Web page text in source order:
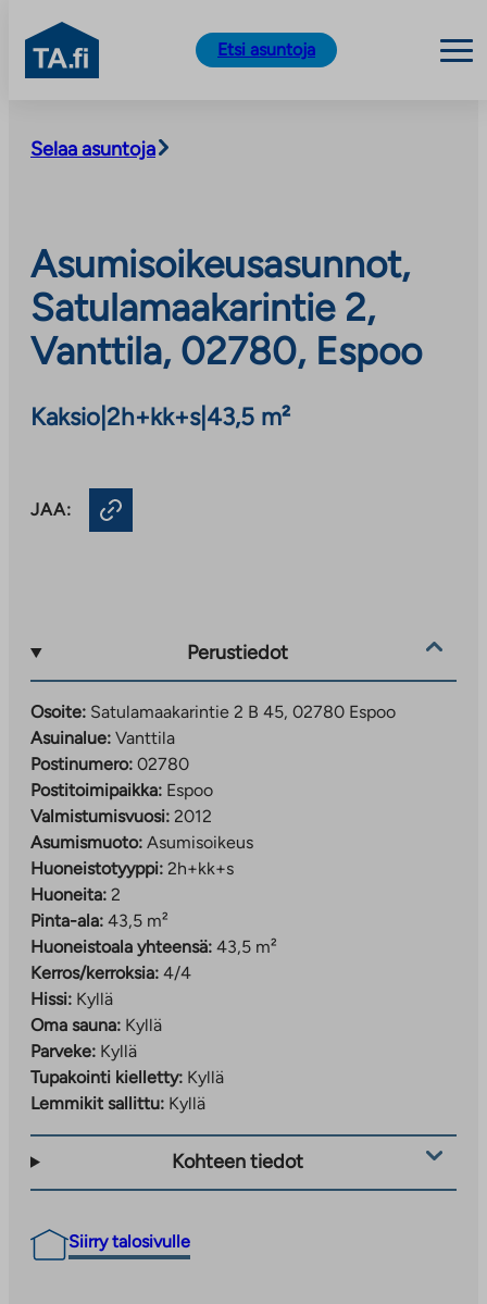
sisältöön
TA.fi
Etsi asuntoja
Selaa asuntoja
Asumisoikeusasunnot,
Satulamaakarintie 2,
Vanttila, 02780, Espoo
Kaksio 2h+kk+s| 43,5 m²
JAA:
Perustiedot
Osoite: Satulamaakarintie 2 B 45, 02780 Espoo
Asuinalue: Vanttila
Postinumero: 02780
Postitoimipaikka: Espoo
Valmistumisvuosi: 2012
Asumismuoto: Asumisoikeus
Huoneistotyyppi: 2h+kk+s
Huoneita: 2
Pinta-ala: 43,5 m²
Huoneistoala yhteensä: 43,5 m²
Kerros/kerroksia: 4/4
Hissi: Kyllä
Oma sauna: Kyllä
Parveke: Kyllä
Tupakointi kielletty: Kyllä
Lemmikit sallittu: Kyllä
Kohteen tiedot
Siirry talosivulle